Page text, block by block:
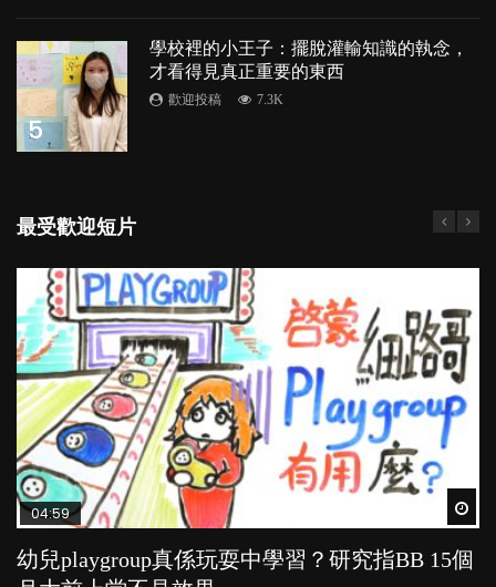
5
學校裡的小王子：擺脫灌輸知識的執念，
才看得見真正重要的東西
歡迎投稿 7.3K
最受歡迎短片
04:59
幼兒playgroup真係玩耍中學習？研究指BB 15個
03:39
幼稚園遊戲課 如何刺激幼兒自發學習取代獎勵
03:02
老公患產後憂鬱症對BB的影響
04:06
全職好？在職好？｜全職媽媽與在職媽媽的壓
04:18
凡事以BB為中心，就係好爸媽？｜別忽視父母